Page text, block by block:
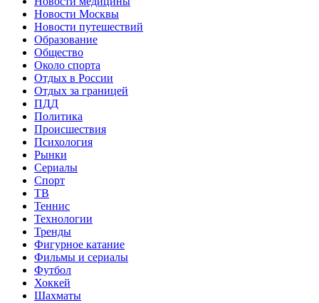
Новости Москвы
Новости путешествий
Образование
Общество
Около спорта
Отдых в России
Отдых за границей
ПДД
Политика
Происшествия
Психология
Рынки
Сериалы
Спорт
ТВ
Теннис
Технологии
Тренды
Фигурное катание
Фильмы и сериалы
Футбол
Хоккей
Шахматы